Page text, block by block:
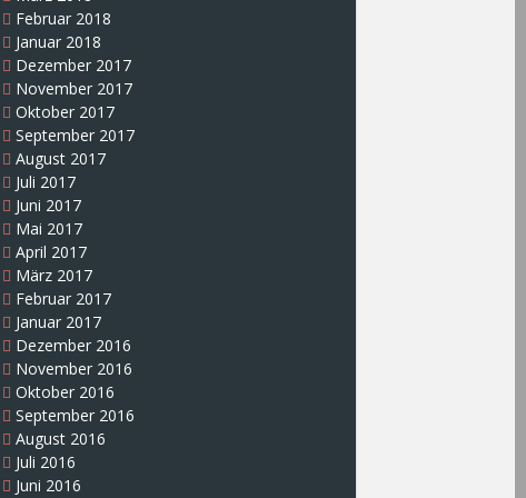
Februar 2018
Januar 2018
Dezember 2017
November 2017
Oktober 2017
September 2017
August 2017
Juli 2017
Juni 2017
Mai 2017
April 2017
März 2017
Februar 2017
Januar 2017
Dezember 2016
November 2016
Oktober 2016
September 2016
August 2016
Juli 2016
Juni 2016